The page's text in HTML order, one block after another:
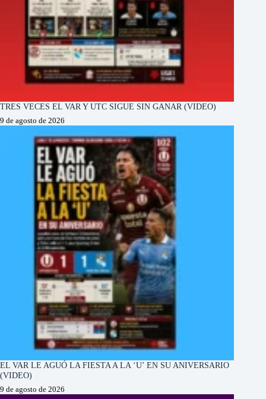
TRES VECES EL VAR Y UTC SIGUE SIN GANAR (VIDEO)
9 de agosto de 2026
EL VAR LE AGUÓ LA FIESTA A LA ‘U’ EN SU ANIVERSARIO
(VIDEO)
9 de agosto de 2026